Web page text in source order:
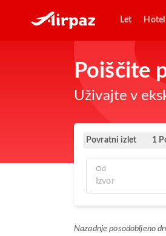
Let Hotel
Poiščite
Uživajte v
Povratni izlet 1
Od
Nazadnje posodobljeno